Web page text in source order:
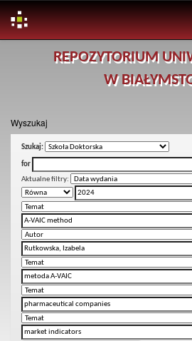
REPOZYTORIUM
W
Wyszukaj
Szukaj:
for
Aktualne filtry: